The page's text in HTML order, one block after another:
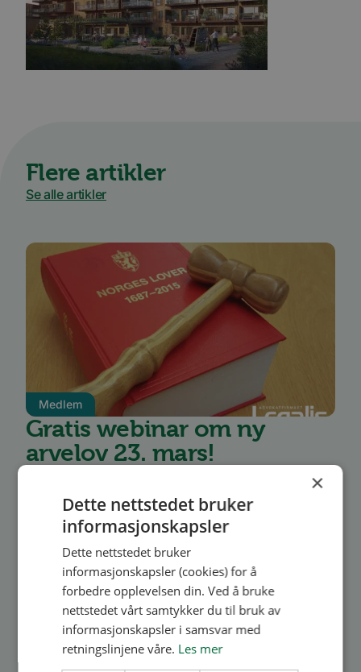
Flere artikler
Se alle artikler
Medlem
Gratis webinar om ny
arvelov 23. mars!
Vi har gleden av å invitere til gratis webinar om
tema «Ny arvelov», med vår
samarbeidspartner advokatfirmaet Legalis.
Advokatene Ina Wildeng Hodt og Helene
Myrold vil gi en innføring i ny arv...
Les mer
×
Dette nettstedet bruker
informasjonskapsler
Dette nettstedet bruker
informasjonskapsler (cookies) for å
forbedre opplevelsen din. Ved å bruke
nettstedet vårt samtykker du til bruk av
informasjonskapsler i samsvar med
retningslinjene våre. Les mer